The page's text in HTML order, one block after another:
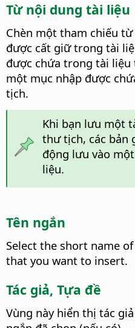
Từ nội dung tài liệu
Chèn một tham chiếu
được cất giữ trong tài
được chứa trong tài liệu
một mục nhập được
tịch.
Khi bạn lưu một
thư tịch, các bản
động lưu vào
liệu.
Tên ngắn
Select the short name
that you want to insert.
Tác giả, Tựa đề
Vùng này hiển thị tác